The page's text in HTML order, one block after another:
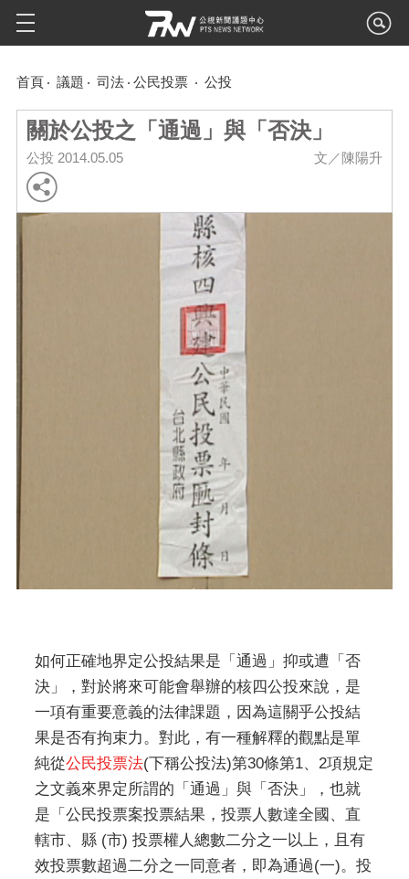
首頁 議題 司法 公民投票 公投
關於公投之「通過」與「否決」
公投 2014.05.05 文／陳陽升
如何正確地界定公投結果是「通過」抑或遭「否
決」，對於將來可能會舉辦的核四公投來說，是
一項有重要意義的法律課題，因為這關乎公投結
果是否有拘束力。對此，有一種解釋的觀點是單
純從公民投票法(下稱公投法)第30條第1、2項規定
之文義來界定所謂的「通過」與「否決」，也就
是「公民投票案投票結果，投票人數達全國、直
轄市、縣 (市) 投票權人總數二分之一以上，且有
效投票數超過二分之一同意者，即為通過(一)。投